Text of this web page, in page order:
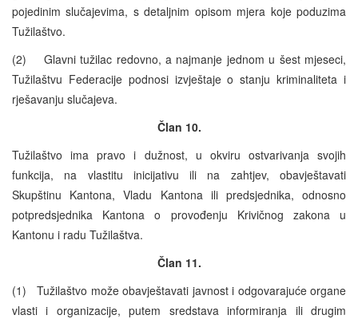
pojedinim slučajevima, s detaljnim opisom mjera koje poduzima
Tužilaštvo.
(2) Glavni tužilac redovno, a najmanje jednom u šest mjeseci,
Tužilaštvu Federacije podnosi izvještaje o stanju kriminaliteta i
rješavanju slučajeva.
Član 10.
Tužilaštvo ima pravo i dužnost, u okviru ostvarivanja svojih
funkcija, na vlastitu inicijativu ili na zahtjev, obavještavati
Skupštinu Kantona, Vladu Kantona ili predsjednika, odnosno
potpredsjednika Kantona o provođenju Krivičnog zakona u
Kantonu i radu Tužilaštva.
Član 11.
(1) Tužilaštvo može obavještavati javnost i odgovarajuće organe
vlasti i organizacije, putem sredstava informiranja ili drugim